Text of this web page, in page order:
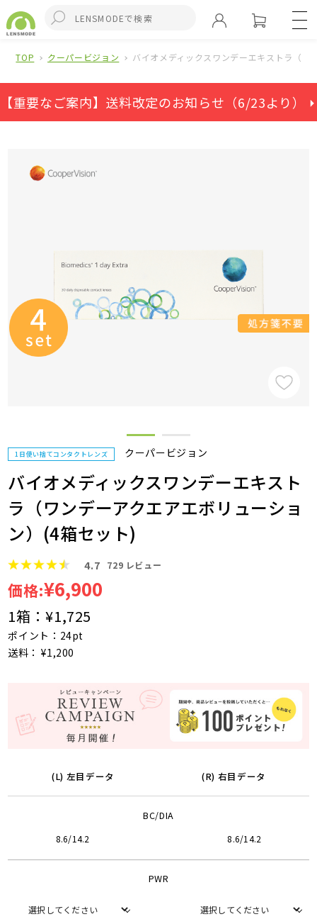
TOP クーパービジョン バイオメディックスワンデーエキストラ（
【重要なご案内】送料改定のお知らせ（6/23より） ⏵
1日使い捨てコンタクトレンズ クーパービジョン
バイオメディックスワンデーエキスト
ラ（ワンデーアクエアエボリューショ
ン）(4箱セット)
4.7 729 レビュー
価格:¥6,900
1箱：¥1,725
ポイント：24pt
送料： ¥1,200
(L) 左目データ (R) 右目データ
BC/DIA
8.6/14.2 8.6/14.2
PWR